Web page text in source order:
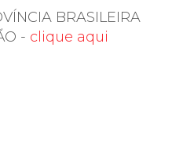
BRASILEIRA
- clique aqui